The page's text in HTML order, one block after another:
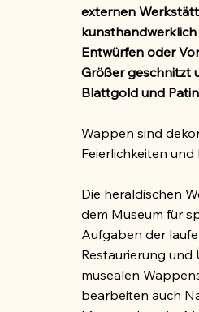
externen
Entwürfen oder
Größer geschnitzt
Blattgold und
Wappen sind
Feierlichkeiten und
Die heraldischen
dem Museum für
Aufgaben der
Restaurierung
musealen
bearbeiten auch